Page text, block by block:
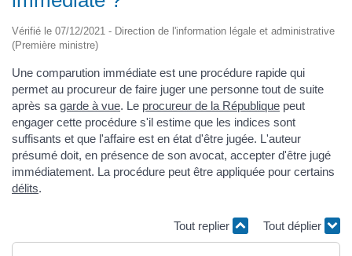
Vérifié le 07/12/2021 - Direction de l'information légale et administrative
(Première ministre)
Une comparution immédiate est une procédure rapide qui
permet au procureur de faire juger une personne tout de suite
après sa garde à vue. Le procureur de la République peut
engager cette procédure s'il estime que les indices sont
suffisants et que l'affaire est en état d'être jugée. L'auteur
présumé doit, en présence de son avocat, accepter d'être jugé
immédiatement. La procédure peut être appliquée pour certains
délits.
Tout replier Tout déplier